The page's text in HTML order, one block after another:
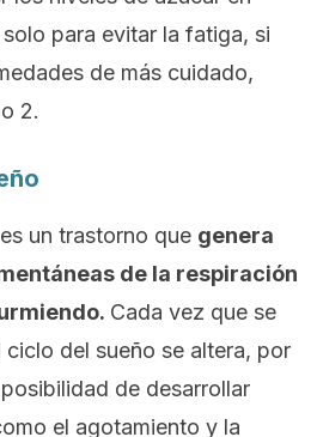
para evitar la fatiga, si
de más cuidado,
2.
un trastorno que genera
de la respiración
Cada vez que se
del sueño se altera, por
de desarrollar
el agotamiento y la